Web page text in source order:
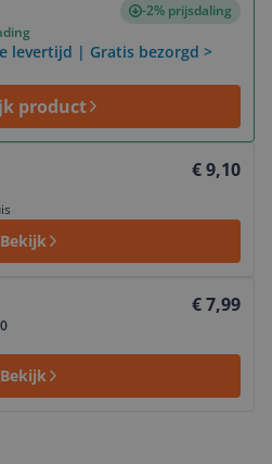
-2% prijsdaling
levertijd | Gratis bezorgd >
product
€ 9,10
Bekijk
€ 7,99
Bekijk